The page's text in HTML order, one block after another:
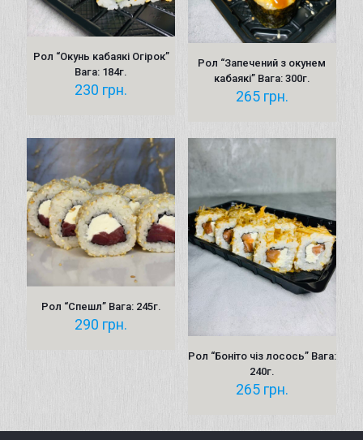
Рол “Окунь кабаякі Огірок”
Вага: 184г.
230 грн.
Рол “Запечений з окунeм
кабаякі” Вага: 300г.
265 грн.
Рол “Спешл” Вага: 245г.
290 грн.
Рол “Боніто чіз лосось” Вага:
240г.
265 грн.